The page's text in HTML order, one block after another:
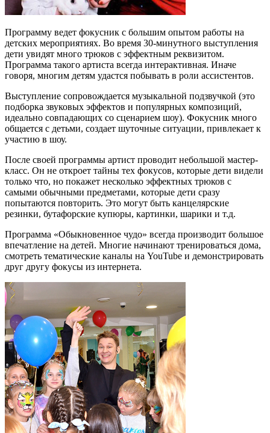
Программу ведет фокусник с большим опытом работы на
детских мероприятиях. Во время 30-минутного выступления
дети увидят много трюков с эффектным реквизитом.
Программа такого артиста всегда интерактивная. Иначе
говоря, многим детям удастся побывать в роли ассистентов.
Выступление сопровождается музыкальной подзвучкой (это
подборка звуковых эффектов и популярных композиций,
идеально совпадающих со сценарием шоу). Фокусник много
общается с детьми, создает шуточные ситуации, привлекает к
участию в шоу.
После своей программы артист проводит небольшой мастер-
класс. Он не откроет тайны тех фокусов, которые дети видели
только что, но покажет несколько эффектных трюков с
самыми обычными предметами, которые дети сразу
попытаются повторить. Это могут быть канцелярские
резинки, бутафорские купюры, картинки, шарики и т.д.
Программа «Обыкновенное чудо» всегда производит большое
впечатление на детей. Многие начинают тренироваться дома,
смотреть тематические каналы на YouTube и демонстрировать
друг другу фокусы из интернета.